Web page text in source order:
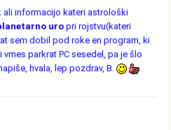
ali informacijo kateri astrološki
uro pri rojstvu(kateri
sem dobil pod roke en program, ki
parkrat PC sesedel, pa je šlo
hvala, lep pozdrav, B.